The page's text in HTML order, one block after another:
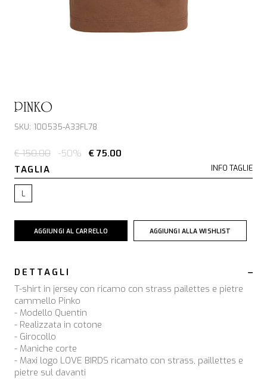
PINKO
SKU: 100535-A33FL78
€ 150.00 -50%
€ 75.00
TAGLIA
INFO TAGLIE
L
AGGIUNGI AL CARRELLO AGGIUNGI ALLA WISHLIST
DETTAGLI
T-shirt in jersey con ricamo con strass pailettes e pietre
cammello Pinko
- Modello Quentin
- Realizzata in cotone
- Girocollo
- Maniche corte
- Maxi logo LOVE BIRDS ricamato con strass, paillettes e
pietre sul davanti